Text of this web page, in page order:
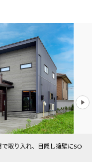
取り入れ、目隠し擁壁にSO